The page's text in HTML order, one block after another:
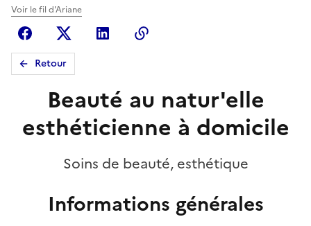
Voir le fil d'Ariane
FacebookX (anciennement Twitter)
Linkedin
Retour
Beauté au natur'elle
esthéticienne à domicile
Soins de beauté, esthétique
Informations générales